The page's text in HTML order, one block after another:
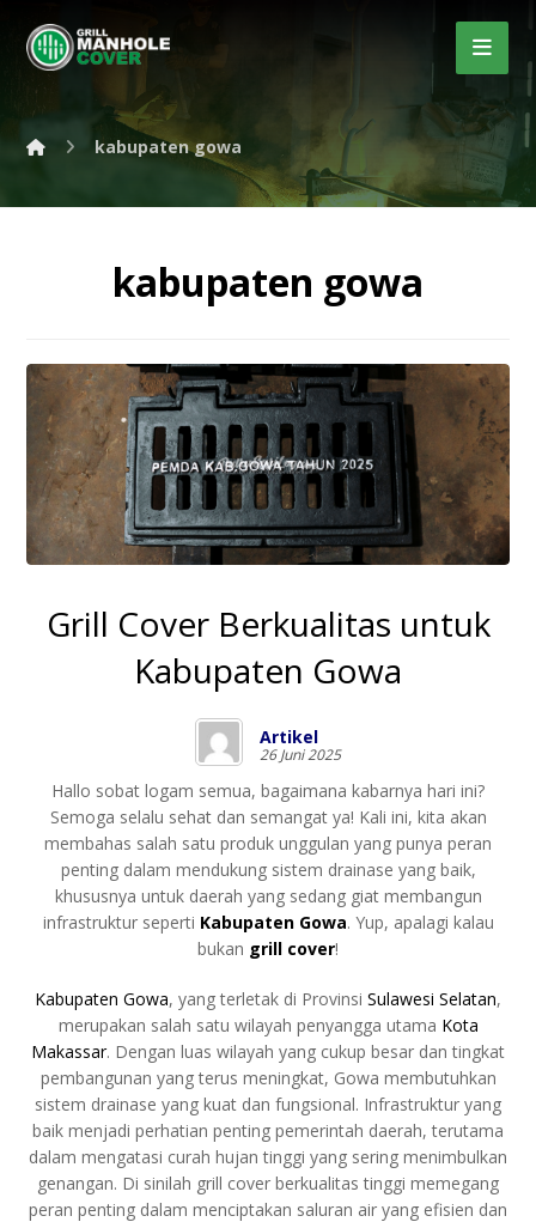
kabupaten gowa
kabupaten gowa
Grill Cover Berkualitas untuk
Kabupaten Gowa
Artikel
26 Juni 2025
Hallo sobat logam semua, bagaimana kabarnya hari ini?
Semoga selalu sehat dan semangat ya! Kali ini, kita akan
membahas salah satu produk unggulan yang punya peran
penting dalam mendukung sistem drainase yang baik,
khususnya untuk daerah yang sedang giat membangun
infrastruktur seperti Kabupaten Gowa. Yup, apalagi kalau
bukan grill cover!
Kabupaten Gowa, yang terletak di Provinsi Sulawesi Selatan,
merupakan salah satu wilayah penyangga utama Kota
Makassar. Dengan luas wilayah yang cukup besar dan tingkat
pembangunan yang terus meningkat, Gowa membutuhkan
sistem drainase yang kuat dan fungsional. Infrastruktur yang
baik menjadi perhatian penting pemerintah daerah, terutama
dalam mengatasi curah hujan tinggi yang sering menimbulkan
genangan. Di sinilah grill cover berkualitas tinggi memegang
peran penting dalam menciptakan saluran air yang efisien dan